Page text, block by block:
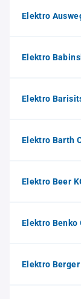
Elektro
Elektro
Elektro
Elektro Barth
Elektro Beer
Elektro Benko
Elektro Berger